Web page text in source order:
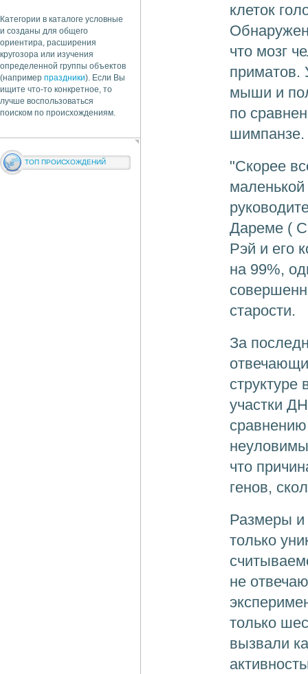
Категории в каталоге условные
и созданы для общего
ориентира, расширения
кругозора или изучения
определенной группы объектов
(например праздники). Если Вы
ищите что-то конкретное, то
лучше воспользоваться
поиском по происхождениям.
ТОП ПРОИСХОЖДЕНИЙ
клеток
что мозг
приматов.
мыши и
по
шимпанзе.
"Скорее
маленькой
Дареме (
Рэй и его
на 99%,
старости.
За
участки
что
генов,
Размеры и
только
не
только
вызвали